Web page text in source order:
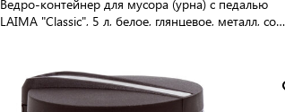
Ведро-контейнер для мусора (урна) с педалью
LAIMA "Classic", 5 л, белое, глянцевое, металл, со
Доставка от 2 до 3 дней